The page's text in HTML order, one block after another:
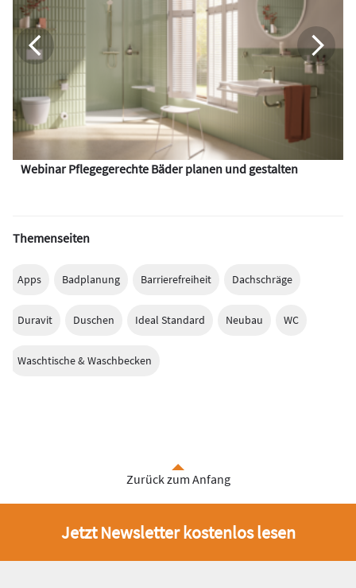
Webinar Pflegegerechte Bäder planen und gestalten
Themenseiten
Apps Badplanung Barrierefreiheit Dachschräge
Duravit Duschen Ideal Standard Neubau WC
Waschtische & Waschbecken
Zurück zum Anfang
Jetzt Newsletter kostenlos lesen